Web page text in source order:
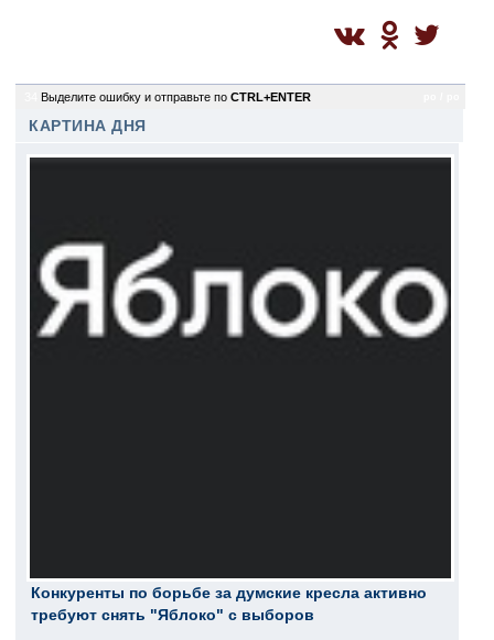
Выделите ошибку и отправьте по CTRL+ENTER
КАРТИНА ДНЯ
Конкуренты по борьбе за думские кресла активно
требуют снять "Яблоко" с выборов